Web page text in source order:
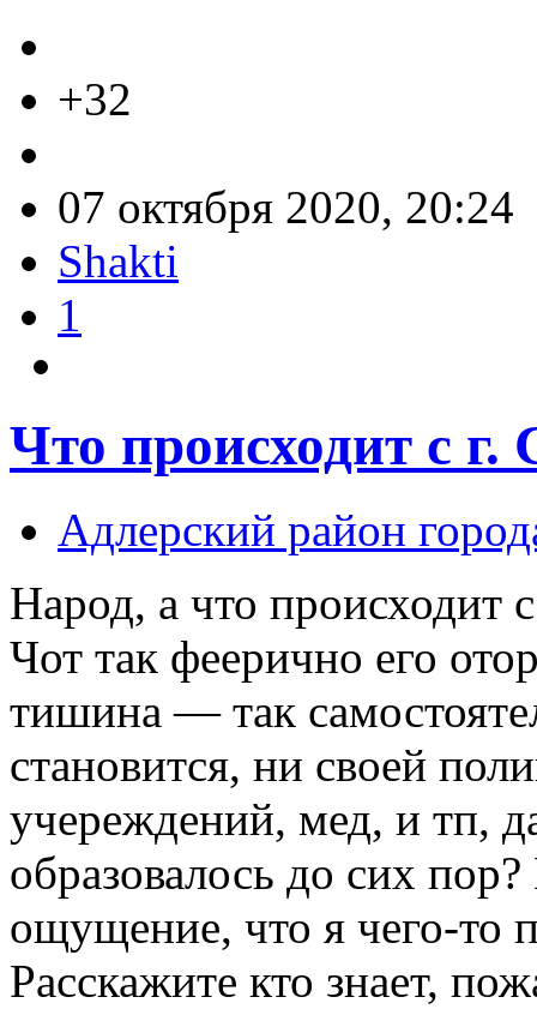
+32
07 октября 2020, 20:24
Shakti
1
Что происходит с
Адлерский район
Народ, а что происходит
Чот так феерично его
тишина — так
становится, ни своей
учереждений, мед, и тп,
образовалось до сих
ощущение, что я чего-то
Расскажите кто знает,